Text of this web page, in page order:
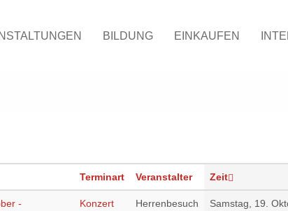
BILDUNG EINKAUFEN
Terminart Veranstalter Zeit
-
Konzert Herrenbesuch
Samstag, 19.